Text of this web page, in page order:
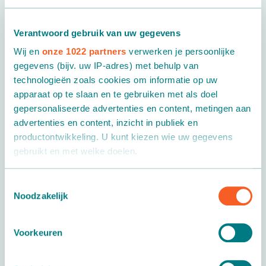
Verantwoord gebruik van uw gegevens
Wij en onze 1022 partners verwerken je persoonlijke
gegevens (bijv. uw IP-adres) met behulp van
technologieën zoals cookies om informatie op uw
apparaat op te slaan en te gebruiken met als doel
gepersonaliseerde advertenties en content, metingen aan
advertenties en content, inzicht in publiek en
productontwikkeling. U kunt kiezen wie uw gegevens
gebruikt en met welke doelen.
Informatie verzamelen over uw geografische locatie,
Uw apparaat identificeren door het actief te scannen
op specifieke eigenschappen (fingerprinting)
Noodzakelijk
Voorkeuren
Martin Stolze groeit met een mooie plek voor
de transportbandenbouw
teamleider van…